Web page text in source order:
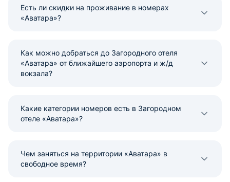
Есть ли скидки на проживание в номерах
«Аватара»?
Как можно добраться до Загородного отеля
«Аватара» от ближайшего аэропорта и ж/д
вокзала?
Какие категории номеров есть в Загородном
отеле «Аватара»?
Чем заняться на территории «Аватара» в
свободное время?